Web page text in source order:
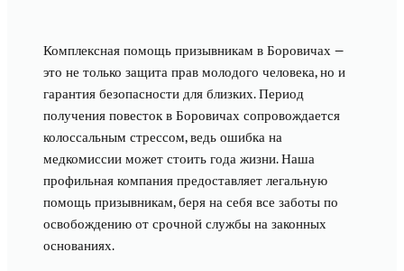
Комплексная помощь призывникам в Боровичах —
это не только защита прав молодого человека, но и
гарантия безопасности для близких. Период
получения повесток в Боровичах сопровождается
колоссальным стрессом, ведь ошибка на
медкомиссии может стоить года жизни. Наша
профильная компания предоставляет легальную
помощь призывникам, беря на себя все заботы по
освобождению от срочной службы на законных
основаниях.